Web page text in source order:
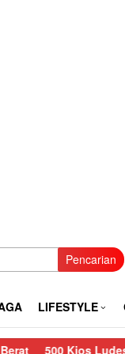
Pencarian
LIFESTYLE
Ludes, Polres